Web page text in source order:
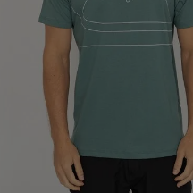
P
Adicionar ao carrinho